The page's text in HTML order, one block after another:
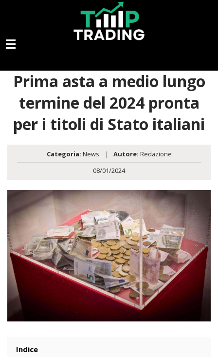
Prima asta a medio lungo
termine del 2024 pronta
per i titoli di Stato italiani
Categoria: News | Autore: Redazione
08/01/2024
Indice